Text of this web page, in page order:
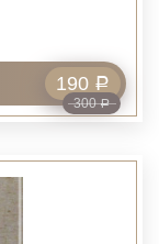
300Р
190 Р